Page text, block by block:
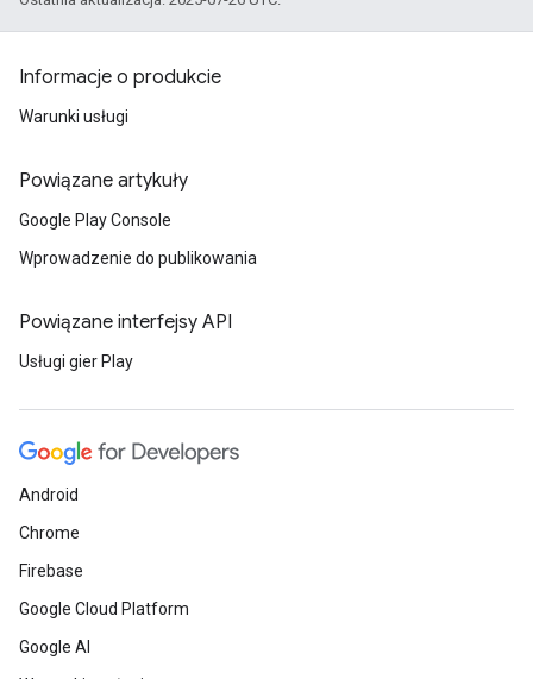
Informacje o produkcie
Warunki usługi
Powiązane artykuły
Google Play Console
Wprowadzenie do publikowania
Powiązane interfejsy API
Usługi gier Play
Android
Chrome
Firebase
Google Cloud Platform
Google AI